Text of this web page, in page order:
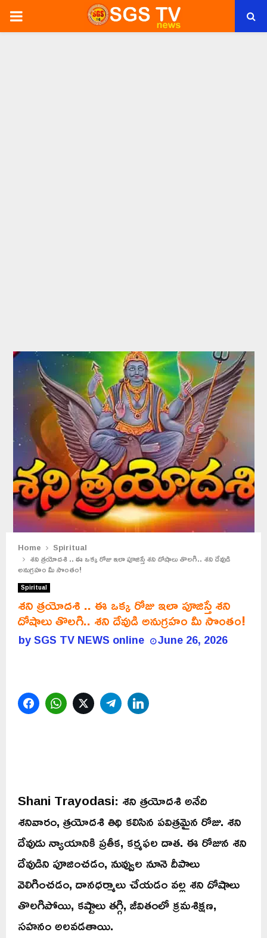
PRIMARY
Home Spiritual
శని త్రయోదశి .. ఈ ఒక్క రోజు ఇలా పూజిస్తే శని దోషాలు తొలగి.. శని దేవుడి
అనుగ్రహం మీ సొంతం!
Spiritual
శని త్రయోదశి .. ఈ ఒక్క రోజు ఇలా పూజిస్తే శని
దోషాలు తొలగి.. శని దేవుడి అనుగ్రహం మీ సొంతం!
bySGS TV NEWS online June 26, 2026
FacebookWhatsAppTwitterTelegram
Shani Trayodasi: శని త్రయోదశి అనేది
శనివారం, త్రయోదశి తిథి కలిసిన పవిత్రమైన రోజు. శని
దేవుడు న్యాయానికి ప్రతీక, కర్మఫల దాత. ఈ రోజున శని
దేవుడిని పూజించడం, నువ్వుల నూనె దీపాలు
వెలిగించడం, దానధర్మాలు చేయడం వల్ల శని దోషాలు
తొలగిపోయి, కష్టాలు తగ్గి, జీవితంలో క్రమశిక్షణ,
సహనం అలవడతాయి.